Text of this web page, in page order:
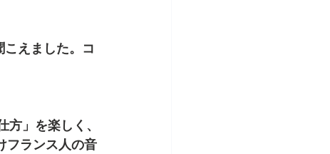
えました。コ
」を楽しく、
フランス人の音